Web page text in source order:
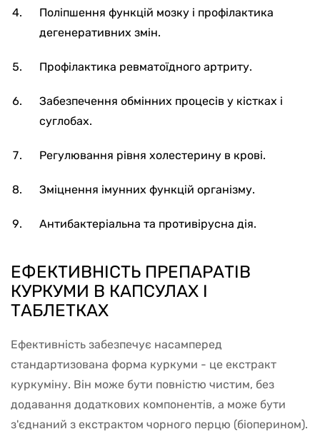
Поліпшення функцій мозку і профілактика
дегенеративних змін.
Профілактика ревматоїдного артриту.
Забезпечення обмінних процесів у кістках і
суглобах.
Регулювання рівня холестерину в крові.
Зміцнення імунних функцій організму.
Антибактеріальна та противірусна дія.
ЕФЕКТИВНІСТЬ ПРЕПАРАТІВ
КУРКУМИ В КАПСУЛАХ І
ТАБЛЕТКАХ
Ефективність забезпечує насамперед
стандартизована форма куркуми - це екстракт
куркуміну. Він може бути повністю чистим, без
додавання додаткових компонентів, а може бути
з'єднаний з екстрактом чорного перцю (біоперином).